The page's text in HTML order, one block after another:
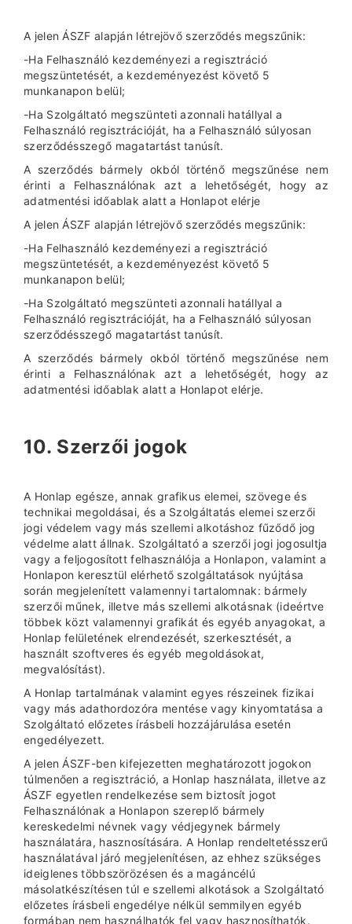
A jelen ÁSZF alapján létrejövő szerződés megszűnik:
-Ha Felhasználó kezdeményezi a regisztráció
megszüntetését, a kezdeményezést követő 5
munkanapon belül;
-Ha Szolgáltató megszünteti azonnali hatállyal a
Felhasználó regisztrációját, ha a Felhasználó súlyosan
szerződésszegő magatartást tanúsít.
A szerződés bármely okból történő megszűnése nem
érinti a Felhasználónak azt a lehetőségét, hogy az
adatmentési időablak alatt a Honlapot elérje
A jelen ÁSZF alapján létrejövő szerződés megszűnik:
-Ha Felhasználó kezdeményezi a regisztráció
megszüntetését, a kezdeményezést követő 5
munkanapon belül;
-Ha Szolgáltató megszünteti azonnali hatállyal a
Felhasználó regisztrációját, ha a Felhasználó súlyosan
szerződésszegő magatartást tanúsít.
A szerződés bármely okból történő megszűnése nem
érinti a Felhasználónak azt a lehetőségét, hogy az
adatmentési időablak alatt a Honlapot elérje.
10. Szerzői jogok
A Honlap egésze, annak grafikus elemei, szövege és
technikai megoldásai, és a Szolgáltatás elemei szerzői
jogi védelem vagy más szellemi alkotáshoz fűződő jog
védelme alatt állnak. Szolgáltató a szerzői jogi jogosultja
vagy a feljogosított felhasználója a Honlapon, valamint a
Honlapon keresztül elérhető szolgáltatások nyújtása
során megjelenített valamennyi tartalomnak: bármely
szerzői műnek, illetve más szellemi alkotásnak (ideértve
többek közt valamennyi grafikát és egyéb anyagokat, a
Honlap felületének elrendezését, szerkesztését, a
használt szoftveres és egyéb megoldásokat,
megvalósítást).
A Honlap tartalmának valamint egyes részeinek fizikai
vagy más adathordozóra mentése vagy kinyomtatása a
Szolgáltató előzetes írásbeli hozzájárulása esetén
engedélyezett.
A jelen ÁSZF-ben kifejezetten meghatározott jogokon
túlmenően a regisztráció, a Honlap használata, illetve az
ÁSZF egyetlen rendelkezése sem biztosít jogot
Felhasználónak a Honlapon szereplő bármely
kereskedelmi névnek vagy védjegynek bármely
használatára, hasznosítására. A Honlap rendeltetésszerű
használatával járó megjelenítésen, az ehhez szükséges
ideiglenes többszörözésen és a magáncélú
másolatkészítésen túl e szellemi alkotások a Szolgáltató
előzetes írásbeli engedélye nélkül semmilyen egyéb
formában nem használhatók fel vagy hasznosíthatók.